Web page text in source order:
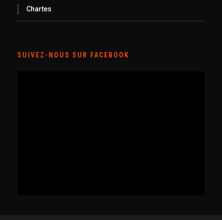
Chartes
SUIVEZ-NOUS SUR FACEBOOK